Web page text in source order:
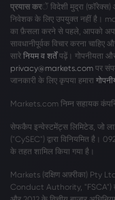
प्रयास कर विदेशी मुद्रा (फ़ॉरेक्स)
निवेशक के लिए उपयुक्त नहीं है।
का फ़ैसला करने से पहले, आपको अपने
सावधानीपूर्वक विचार करना
सारे नियम व शर्तेंपढ़ें। गोपनीयता
privacy@markets.com पर
जानकारी के लिए कृपया हमारा
Markets.com निम्न सहायक
सेफकैप इन्वेस्टमेंट्स लिमिटेड, जो
("CySEC") द्वारा विनियमित
के तहत शामिल किया गया है।
Markets (दक्षिण अफ़्रीका) Pty
Conduct Authority, "FSCA")